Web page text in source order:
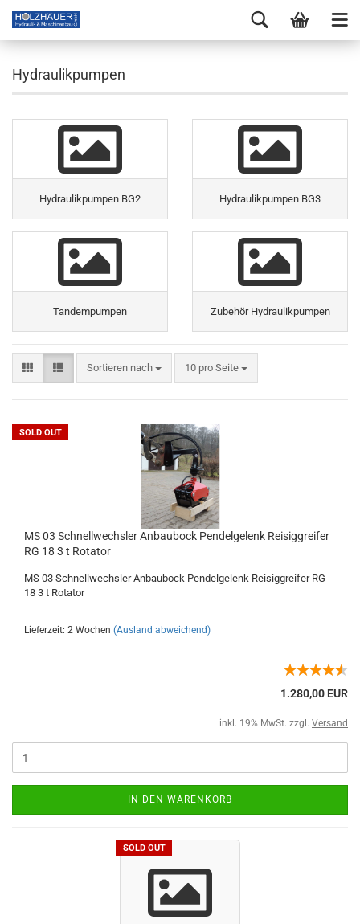
Hydraulikpumpen
Hydraulikpumpen BG2 Hydraulikpumpen BG3
Tandempumpen Zubehör Hydraulikpumpen
Sortieren nach 10 pro Seite
SOLD OUT
MS 03 Schnellwechsler Anbaubock Pendelgelenk Reisiggreifer
RG 18 3 t Rotator
MS 03 Schnellwechsler Anbaubock Pendelgelenk Reisiggreifer RG
18 3 t Rotator
Lieferzeit: 2 Wochen (Ausland abweichend)
1.280,00 EUR
inkl. 19% MwSt. zzgl. Versand
IN DEN WARENKORB
SOLD OUT